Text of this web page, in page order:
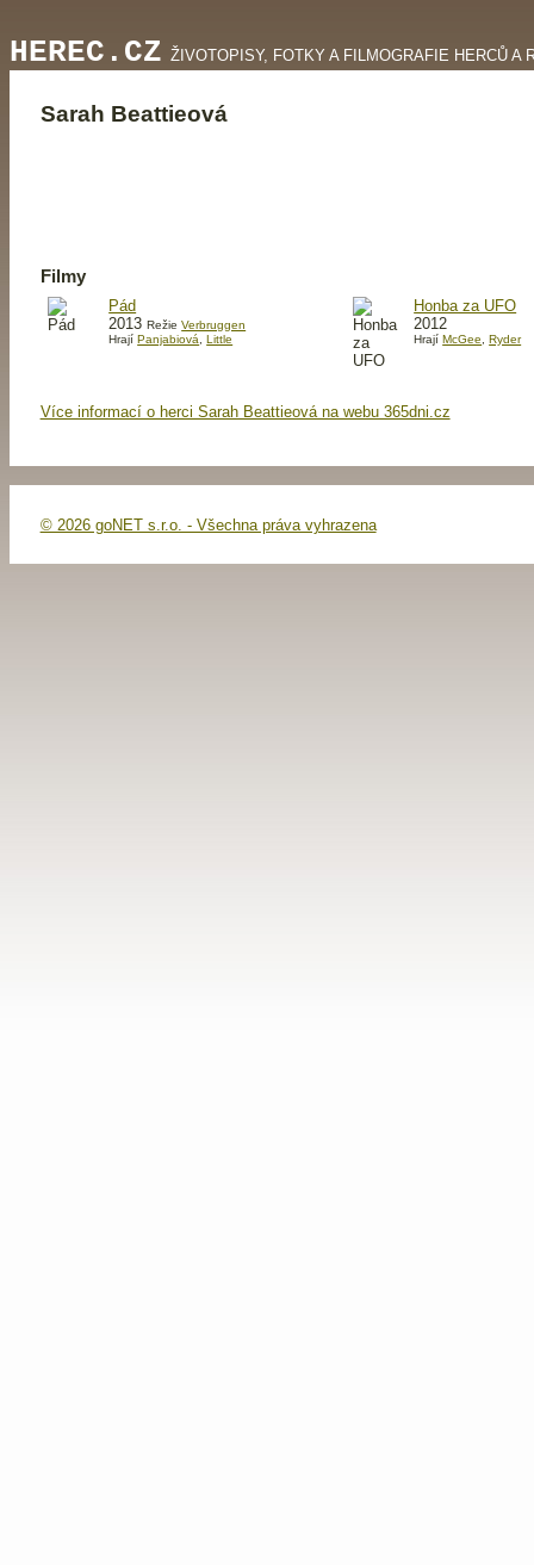
HEREC.CZ ŽIVOTOPISY, FOTKY A FILMOGRAFIE HERCŮ A
Sarah Beattieová
Filmy
Pád
2013RežieVerbruggen
HrajíPanjabiová ,Little
Honba za UFO
2012
HrajíMcGee ,Ryder
Více informací o herci Sarah Beattieová na webu 365dni.cz
© 2026 goNET s.r.o. - Všechna práva vyhrazena